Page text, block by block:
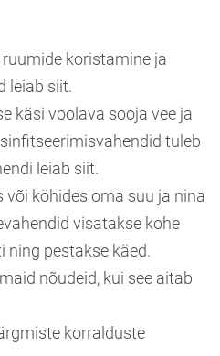
koristamine ja
leiab siit.
käsi voolava sooja vee ja
tuleb
leiab siit.
köhides oma suu ja nina
visatakse kohe
pestakse käed.
nõudeid, kui see aitab
korralduste